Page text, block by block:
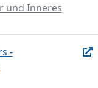
und Inneres
-